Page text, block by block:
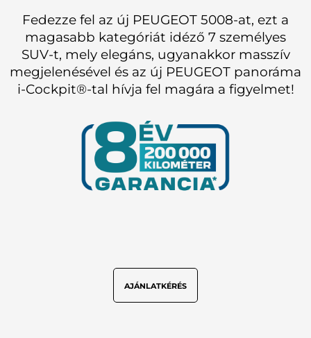
Fedezze fel az új PEUGEOT 5008-at, ezt a
magasabb kategóriát idéző 7 személyes
SUV-t, mely elegáns, ugyanakkor masszív
megjelenésével és az új PEUGEOT panoráma
i-Cockpit®-tal hívja fel magára a figyelmet!
AJÁNLATKÉRÉS